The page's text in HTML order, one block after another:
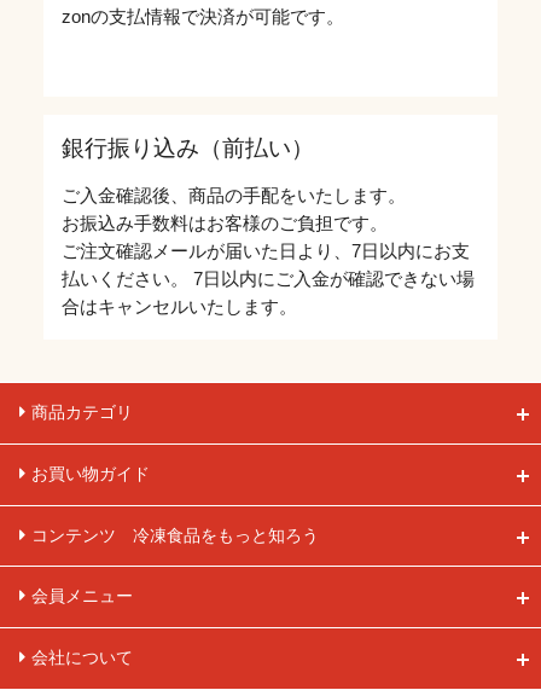
zonの支払情報で決済が可能です。
銀行振り込み（前払い）
ご入金確認後、商品の手配をいたします。
お振込み手数料はお客様のご負担です。
ご注文確認メールが届いた日より、7日以内にお支
払いください。 7日以内にご入金が確認できない場
合はキャンセルいたします。
商品カテゴリ
お買い物ガイド
コンテンツ 冷凍食品をもっと知ろう
会員メニュー
会社について